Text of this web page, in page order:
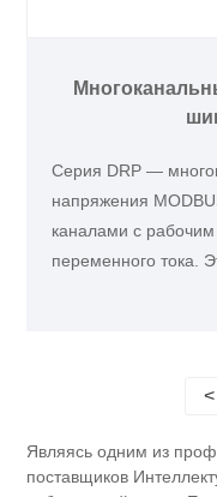
Серия DRP —
напряжения
каналами с
переменного тока.
<
Являясь одним из
поставщиков